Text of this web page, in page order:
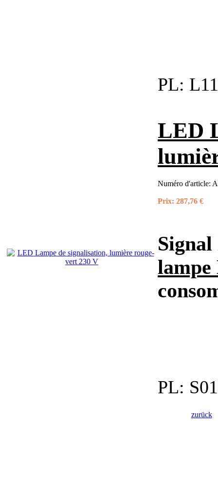
PL:
LED
Numéro d'article:
Prix: 287,76 €
PL:
zurück